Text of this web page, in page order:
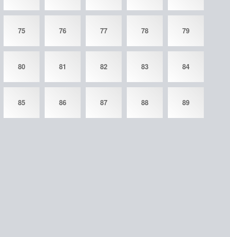
75 76 77 78 79
80 81 82 83 84
85 86 87 88 89